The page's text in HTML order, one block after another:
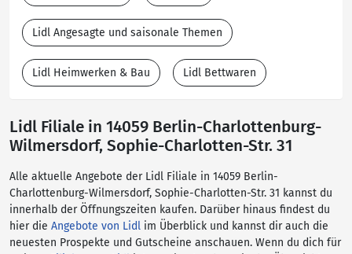
Lidl Angesagte und saisonale Themen
Lidl Heimwerken & Bau Lidl Bettwaren
Lidl Filiale in 14059 Berlin-Charlottenburg-
Wilmersdorf, Sophie-Charlotten-Str. 31
Alle aktuelle Angebote der Lidl Filiale in 14059 Berlin-
Charlottenburg-Wilmersdorf, Sophie-Charlotten-Str. 31 kannst du
innerhalb der Öffnungszeiten kaufen. Darüber hinaus findest du
hier die Angebote von Lidl im Überblick und kannst dir auch die
neuesten Prospekte und Gutscheine anschauen. Wenn du dich für